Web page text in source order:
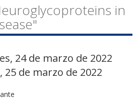
in
24 de marzo de 2022
25 de marzo de 2022